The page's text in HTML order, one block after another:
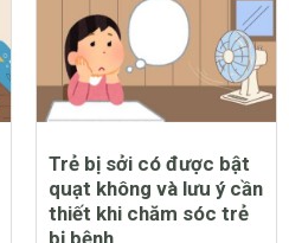
Những điều cần biết khi
tiêm phòng HPV